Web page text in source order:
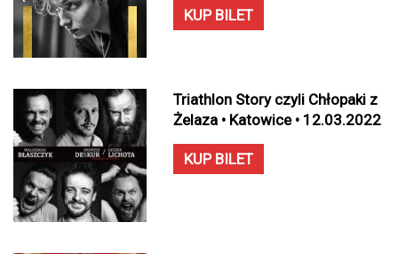
KUP BILET
Triathlon Story czyli Chłopaki z
Żelaza • Katowice • 12.03.2022
KUP BILET